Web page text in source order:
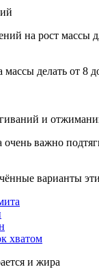
на рост
делать от 8
и
очень важно
варианты
хватом
и жира